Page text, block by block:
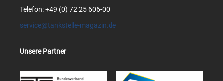
Telefon: +49 (0) 72 25 606-00
service@tankstelle-magazin.de
Unsere Partner